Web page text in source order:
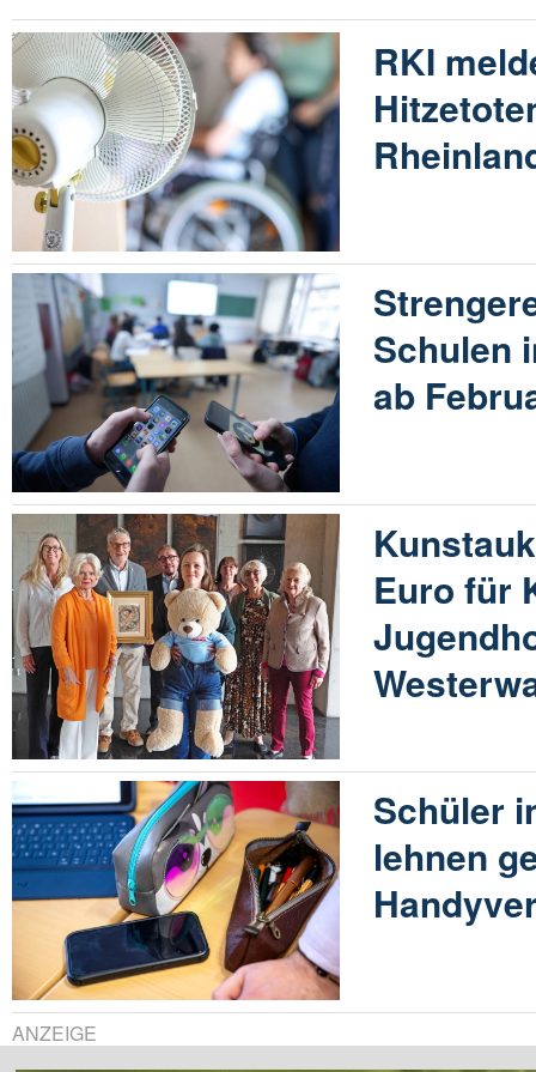
RKI
Schulen
ab
Euro für
Schüler
lehnen
ANZEIGE